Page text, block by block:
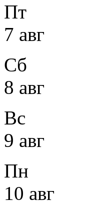
Пт
7 авг
Сб
8 авг
Вс
9 авг
Пн
10 авг